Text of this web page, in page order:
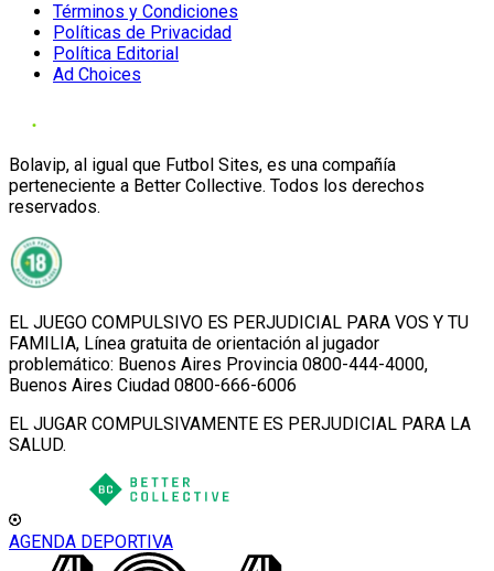
Términos y Condiciones
Políticas de Privacidad
Política Editorial
Ad Choices
Bolavip, al igual que Futbol Sites, es una compañía
perteneciente a Better Collective. Todos los derechos
reservados.
EL JUEGO COMPULSIVO ES PERJUDICIAL PARA VOS Y TU
FAMILIA, Línea gratuita de orientación al jugador
problemático: Buenos Aires Provincia 0800-444-4000,
Buenos Aires Ciudad 0800-666-6006
EL JUGAR COMPULSIVAMENTE ES PERJUDICIAL PARA LA
SALUD.
AGENDA DEPORTIVA